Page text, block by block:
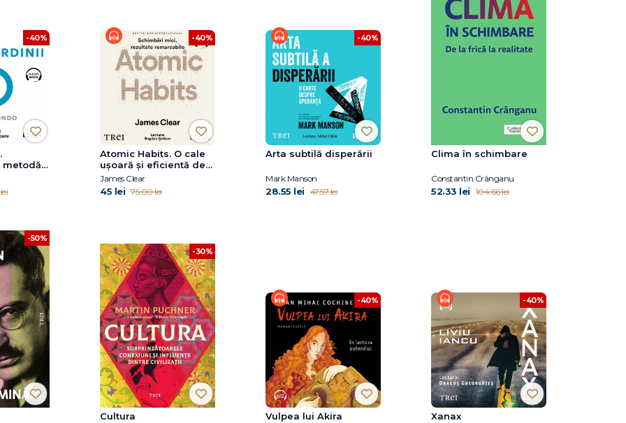
-40%
metodă
ți
-40%
Atomic Habits. O cale
ușoară și eficientă de
a-ți forma obiceiuri
bune și a scăpa de
cele proaste
James Clear
45 lei 75.00 lei
-40%
Arta subtilă disperării
Mark Manson
28.55 lei 47.57 lei
Clima în schimbare
Constantin Crânganu
52.33 lei 104.66 lei
-50%
-30%
Cultura
-40%
Vulpea lui Akira
-40%
Xanax